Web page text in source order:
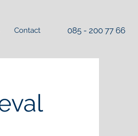
Contact 085 - 200 77 66